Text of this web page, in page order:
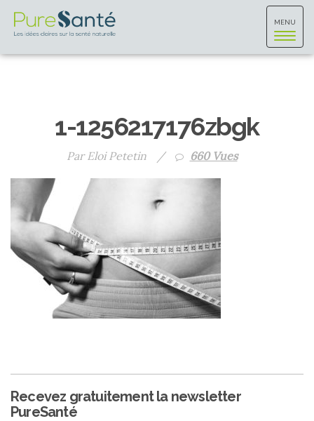
Toggle
MENU
1-1256217176zbgk
Par Eloi Petetin / 660 Vues
Recevez gratuitement la newsletter
PureSanté